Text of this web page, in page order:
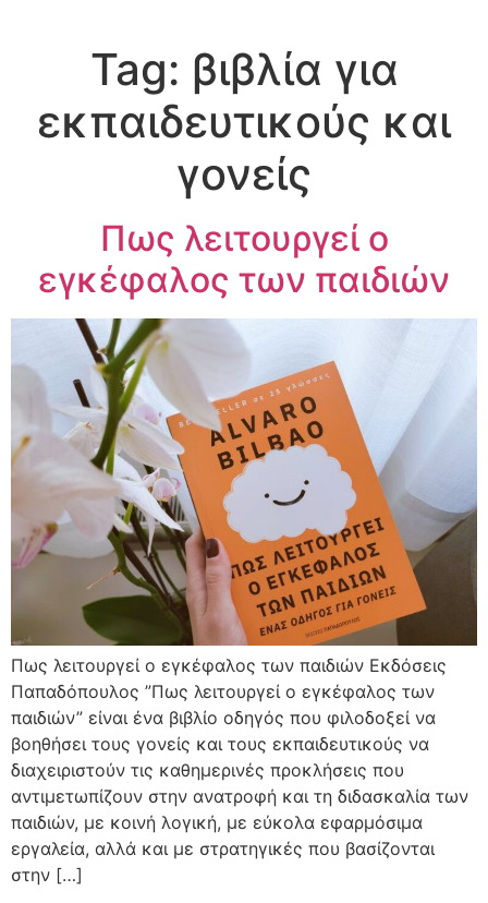
Tag: βιβλία για
εκπαιδευτικούς και
γονείς
Πως λειτουργεί ο
εγκέφαλος των παιδιών
Πως λειτουργεί ο εγκέφαλος των παιδιών Εκδόσεις
Παπαδόπουλος ”Πως λειτουργεί ο εγκέφαλος των
παιδιών” είναι ένα βιβλίο οδηγός που φιλοδοξεί να
βοηθήσει τους γονείς και τους εκπαιδευτικούς να
διαχειριστούν τις καθημερινές προκλήσεις που
αντιμετωπίζουν στην ανατροφή και τη διδασκαλία των
παιδιών, με κοινή λογική, με εύκολα εφαρμόσιμα
εργαλεία, αλλά και με στρατηγικές που βασίζονται
στην […]